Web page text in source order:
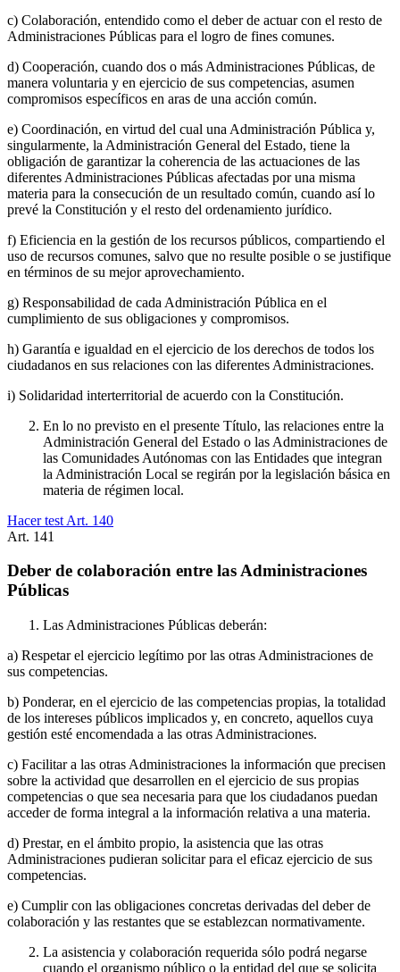
c) Colaboración, entendido como el deber de actuar con el resto de
Administraciones Públicas para el logro de fines comunes.
d) Cooperación, cuando dos o más Administraciones Públicas, de
manera voluntaria y en ejercicio de sus competencias, asumen
compromisos específicos en aras de una acción común.
e) Coordinación, en virtud del cual una Administración Pública y,
singularmente, la Administración General del Estado, tiene la
obligación de garantizar la coherencia de las actuaciones de las
diferentes Administraciones Públicas afectadas por una misma
materia para la consecución de un resultado común, cuando así lo
prevé la Constitución y el resto del ordenamiento jurídico.
f) Eficiencia en la gestión de los recursos públicos, compartiendo el
uso de recursos comunes, salvo que no resulte posible o se justifique
en términos de su mejor aprovechamiento.
g) Responsabilidad de cada Administración Pública en el
cumplimiento de sus obligaciones y compromisos.
h) Garantía e igualdad en el ejercicio de los derechos de todos los
ciudadanos en sus relaciones con las diferentes Administraciones.
i) Solidaridad interterritorial de acuerdo con la Constitución.
En lo no previsto en el presente Título, las relaciones entre la
Administración General del Estado o las Administraciones de
las Comunidades Autónomas con las Entidades que integran
la Administración Local se regirán por la legislación básica en
materia de régimen local.
Hacer test Art. 140
Art. 141
Deber de colaboración entre las Administraciones
Públicas
Las Administraciones Públicas deberán:
a) Respetar el ejercicio legítimo por las otras Administraciones de
sus competencias.
b) Ponderar, en el ejercicio de las competencias propias, la totalidad
de los intereses públicos implicados y, en concreto, aquellos cuya
gestión esté encomendada a las otras Administraciones.
c) Facilitar a las otras Administraciones la información que precisen
sobre la actividad que desarrollen en el ejercicio de sus propias
competencias o que sea necesaria para que los ciudadanos puedan
acceder de forma integral a la información relativa a una materia.
d) Prestar, en el ámbito propio, la asistencia que las otras
Administraciones pudieran solicitar para el eficaz ejercicio de sus
competencias.
e) Cumplir con las obligaciones concretas derivadas del deber de
colaboración y las restantes que se establezcan normativamente.
La asistencia y colaboración requerida sólo podrá negarse
cuando el organismo público o la entidad del que se solicita